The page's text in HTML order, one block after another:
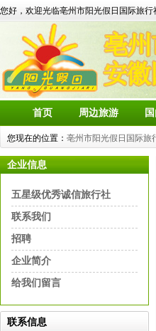
您好，欢迎光临亳州市阳光假日国际旅行
首页 周边旅游
您现在的位置： 亳州市阳光假日国际旅
企业信息
五星级优秀诚信旅行社
联系我们
招聘
企业简介
给我们留言
联系信息